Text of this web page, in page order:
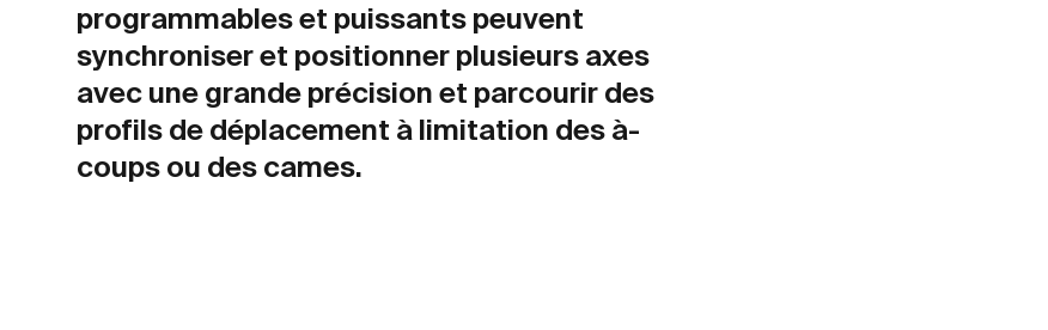
programmables et puissants peuvent
synchroniser et positionner plusieurs axes
avec une grande précision et parcourir des
profils de déplacement à limitation des à-
coups ou des cames.